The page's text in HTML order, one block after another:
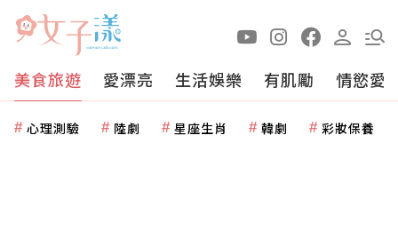
美食旅遊 愛漂亮 生活娛樂 有肌勵 情慾愛
心理測驗 陸劇 星座生肖 韓劇 彩妝保養